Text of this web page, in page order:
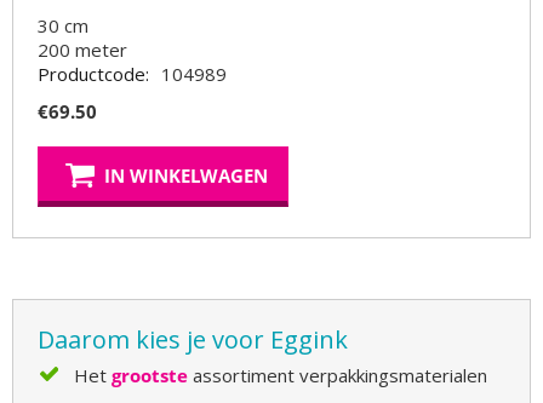
30 cm
200 meter
Productcode: 104989
€69.50
IN WINKELWAGEN
Daarom kies je voor Eggink
Het grootste assortiment verpakkingsmaterialen